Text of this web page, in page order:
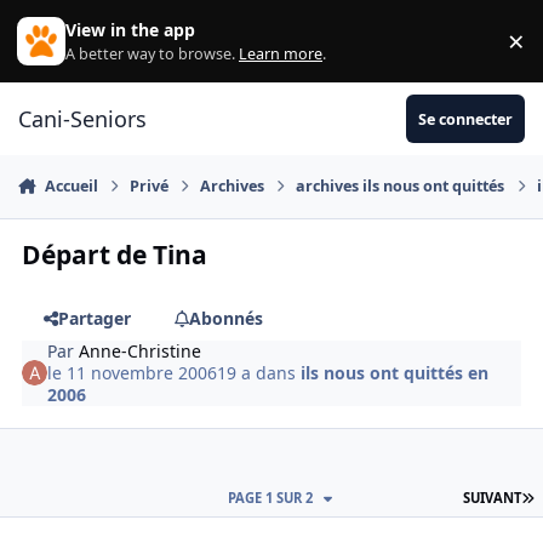
Aller au contenu
View in the app
A better way to browse. Learn more. ×
Cani-Seniors Se connecter
Accueil Privé Archives archives ils nous ont quittés
Départ de Tina
Partager
Abonnés
ParAnne-Christine
le 11 novembre 200619 a dans ils nous ont quittés en
2006
SUIVANT
PAGE 1 SUR 2